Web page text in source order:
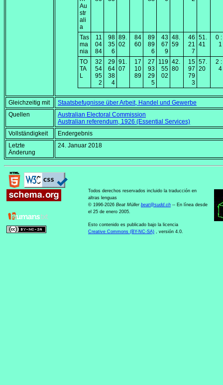
Au
str
ali
a
Tas
ma
nia
11
04
84
98
35
6
89.
02
84
60
89
89
6
43
67
9
48.
59
46
21
7
51.
41
0 :
1
TO
TA
L
32
54
95
2
29
64
38
4
91.
07
17
10
89
27
93
29
5
119
55
02
42.
80
15
97
79
3
57.
20
2 :
4
Gleichzeitig mit
Staatsbefugnisse über Arbeit, Handel und Gewerbe
Quellen
Australian Electoral Commission
Australian referendum, 1926 (Essential Services)
Vollständigkeit
Endergebnis
Letzte
Änderung
24. Januar 2018
Todos derechos reservados incluido la traducción en
altras lenguas
© 1996-2026 Beat Müller beat@sudd.ch -- En línea desde
el 25 de enero 2005.
Esto contenido es publicado bajo la licencia
Creative Commons (BY-NC-SA) , versión 4.0.